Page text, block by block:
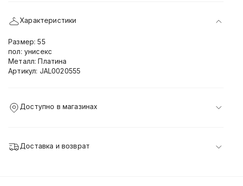
Характеристики
Размер: 55
пол: унисекс
Металл: Платина
Артикул: JAL0020555
Доступно в магазинах
Доставка и возврат